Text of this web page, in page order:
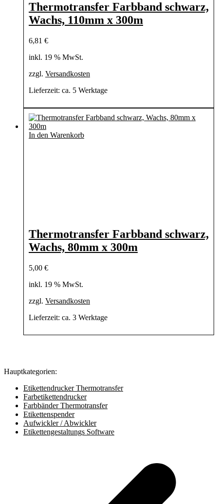
Thermotransfer Farbband schwarz,
Wachs, 110mm x 300m
6,81 €
inkl. 19 % MwSt.
zzgl. Versandkosten
Lieferzeit: ca. 5 Werktage
In den Warenkorb
Thermotransfer Farbband schwarz,
Wachs, 80mm x 300m
5,00 €
inkl. 19 % MwSt.
zzgl. Versandkosten
Lieferzeit: ca. 3 Werktage
Hauptkategorien:
Etikettendrucker Thermotransfer
Farbetikettendrucker
Farbbänder Thermotransfer
Etikettenspender
Aufwickler / Abwickler
Etikettengestaltungs Software